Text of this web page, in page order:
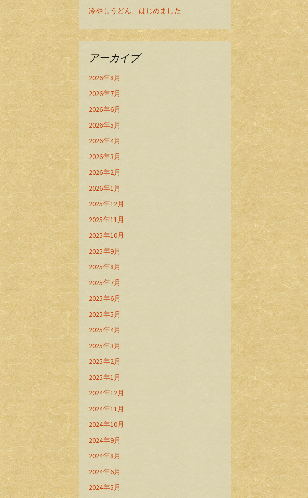
冷やしうどん、はじめました
アーカイブ
2026年8月
2026年7月
2026年6月
2026年5月
2026年4月
2026年3月
2026年2月
2026年1月
2025年12月
2025年11月
2025年10月
2025年9月
2025年8月
2025年7月
2025年6月
2025年5月
2025年4月
2025年3月
2025年2月
2025年1月
2024年12月
2024年11月
2024年10月
2024年9月
2024年8月
2024年6月
2024年5月